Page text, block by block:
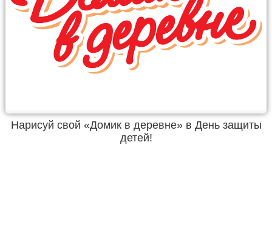
Нарисуй свой «Домик в деревне» в День защиты
детей!